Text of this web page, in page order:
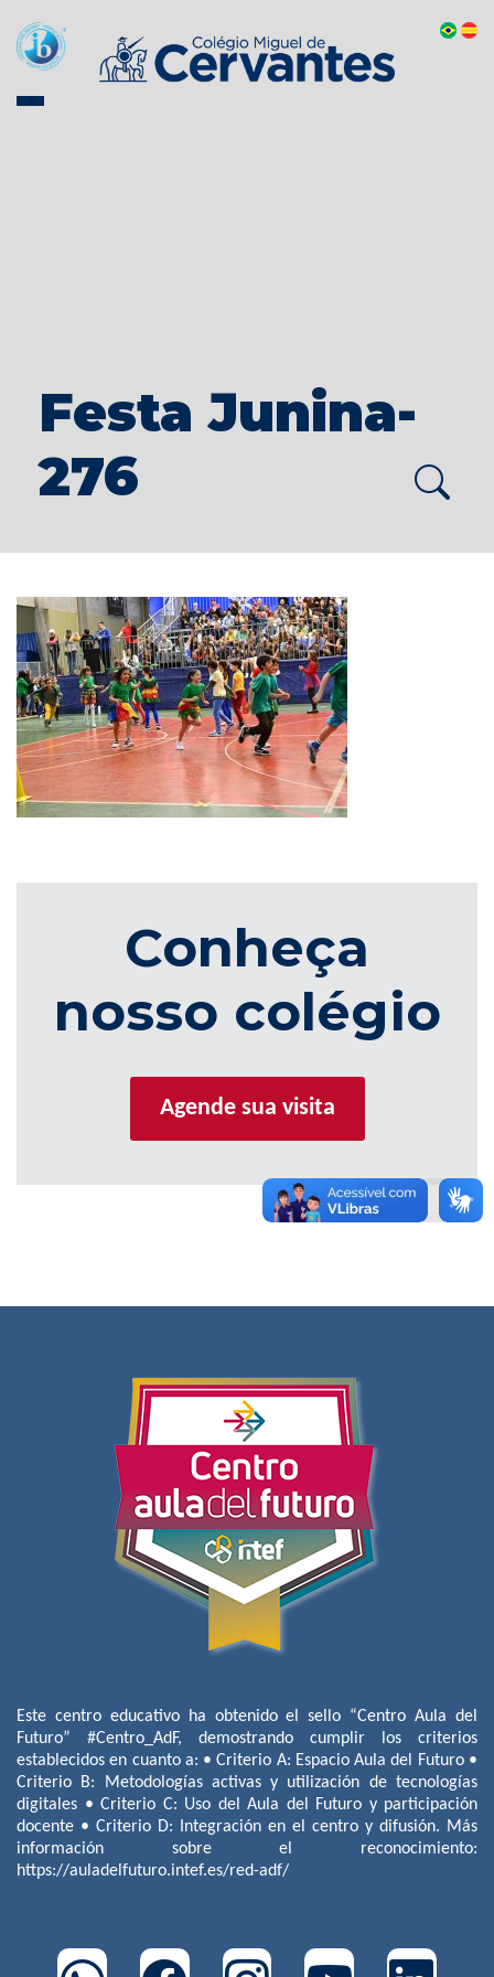
Festa Junina-
276
Conheça
nosso colégio
Agende sua visita
Este centro educativo ha obtenido el sello “Centro Aula del
Futuro” #Centro_AdF, demostrando cumplir los criterios
establecidos en cuanto a: • Criterio A: Espacio Aula del Futuro •
Criterio B: Metodologías activas y utilización de tecnologías
digitales • Criterio C: Uso del Aula del Futuro y participación
docente • Criterio D: Integración en el centro y difusión. Más
información sobre el reconocimiento:
https://auladelfuturo.intef.es/red-adf/